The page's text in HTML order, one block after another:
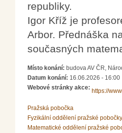
republiky.
Igor Kříž je
Arbor. Přednáška
současných
Místo konání: budova AV ČR,
Datum konání: 16.06.2026 - 16:00
Webové stránky akce:
https://
Pražská pobočka
Fyzikální oddělení pražské pobočky
Matematické oddělení pražské